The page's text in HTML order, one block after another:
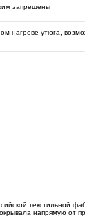
запрещены
нагреве утюга,
текстильной
напрямую от